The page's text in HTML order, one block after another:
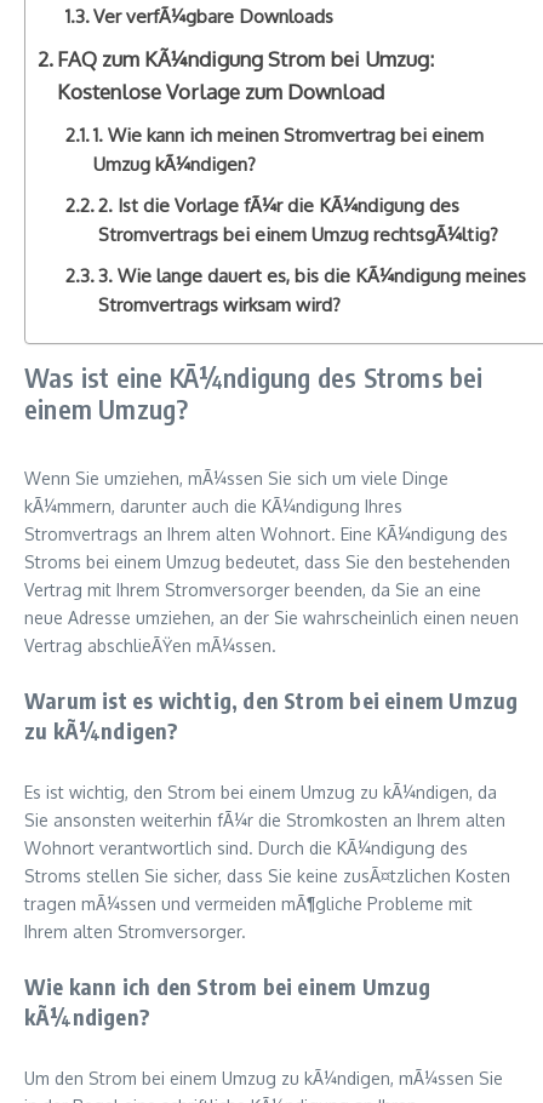
Ver verfÃ¼gbare Downloads
FAQ zum KÃ¼ndigung Strom bei Umzug:
Kostenlose Vorlage zum Download
1. Wie kann ich meinen Stromvertrag bei einem
Umzug kÃ¼ndigen?
2. Ist die Vorlage fÃ¼r die KÃ¼ndigung des
Stromvertrags bei einem Umzug rechtsgÃ¼ltig?
3. Wie lange dauert es, bis die KÃ¼ndigung meines
Stromvertrags wirksam wird?
Was ist eine KÃ¼ndigung des Stroms bei
einem Umzug?
Wenn Sie umziehen, mÃ¼ssen Sie sich um viele Dinge
kÃ¼mmern, darunter auch die KÃ¼ndigung Ihres
Stromvertrags an Ihrem alten Wohnort. Eine KÃ¼ndigung des
Stroms bei einem Umzug bedeutet, dass Sie den bestehenden
Vertrag mit Ihrem Stromversorger beenden, da Sie an eine
neue Adresse umziehen, an der Sie wahrscheinlich einen neuen
Vertrag abschlieÃŸen mÃ¼ssen.
Warum ist es wichtig, den Strom bei einem Umzug
zu kÃ¼ndigen?
Es ist wichtig, den Strom bei einem Umzug zu kÃ¼ndigen, da
Sie ansonsten weiterhin fÃ¼r die Stromkosten an Ihrem alten
Wohnort verantwortlich sind. Durch die KÃ¼ndigung des
Stroms stellen Sie sicher, dass Sie keine zusÃ¤tzlichen Kosten
tragen mÃ¼ssen und vermeiden mÃ¶gliche Probleme mit
Ihrem alten Stromversorger.
Wie kann ich den Strom bei einem Umzug
kÃ¼ndigen?
Um den Strom bei einem Umzug zu kÃ¼ndigen, mÃ¼ssen Sie